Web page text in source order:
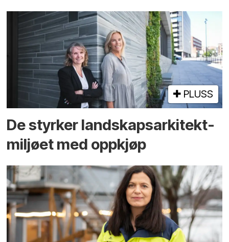
PLUSS
De styrker landskaps­arkitekt­
miljøet med oppkjøp